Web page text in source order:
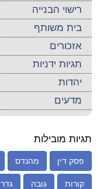
רישוי הבנייה
בית משותף
אזכורים
תגיות ידניות
יהדות
מדעים
תגיות מובילות
פסק דין מהנדס
קורות גובה גדר